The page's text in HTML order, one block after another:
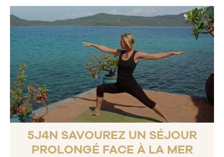
5J4N SAVOUREZ UN SÉJOUR
PROLONGÉ FACE À LA MER